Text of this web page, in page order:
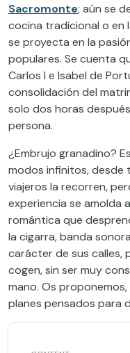
Sacromonte; aún se
cocina tradicional o en
se proyecta en la
populares. Se cuenta
Carlos I e Isabel de
consolidación del
solo dos horas
persona.
¿Embrujo granadino?
modos infinitos,
viajeros la recorren,
experiencia se amolda
romántica que
la cigarra, banda
carácter de sus calles,
cogen, sin ser muy
mano. Os
planes pensados para